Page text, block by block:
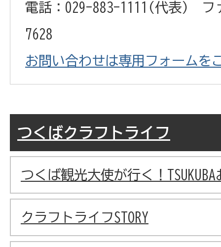
電話：029-883-1111(代表) フ
7628
お問い合わせは専用フォームを
つくばクラフトライフ
つくば観光大使が行く！
クラフトライフSTORY